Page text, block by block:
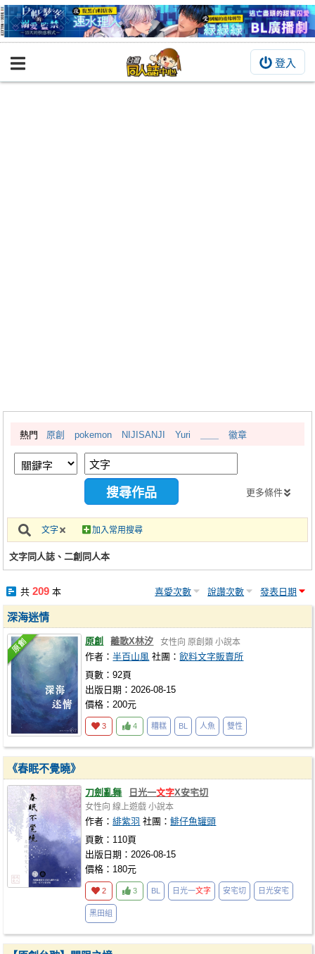
登入
BOOKY書集倉庫
繪圖藝廊
交流中心
攤位轉讓區
會員中心
註冊會員
熱門 原創 pokemon NIJISANJI Yuri 徽章
更多條件
文字 加入常用搜尋
文字同人誌、二創同人本
共 209本 喜愛次數 說讚次數 發表日期
深海迷情
原創 離歌X林汐 女性向 原創類 小說本
作者：半百山風 社團：飲料文字販賣所
頁數：92頁
出版日期：2026-08-15
價格：200元
3 4 糟糕 BL 人魚 雙性
《春眠不覺曉》
刀劍亂舞 日光一文字X安宅切
女性向 線上遊戲 小說本
作者：緋紫羽 社團：鯡仔魚罐頭
頁數：110頁
出版日期：2026-08-15
價格：180元
2 3 BL 日光一文字 安宅切 日光安宅
黑田組